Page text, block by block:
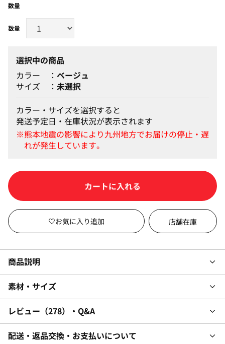
数量
選択中の商品
カラー
ベージュ
サイズ
未選択
カラー・サイズを選択すると
発送予定日・在庫状況が表示されます
カートに入れる
店舗在庫
商品説明
素材・サイズ
レビュー 278 ・Q&A
配送・返品交換・お支払いについて